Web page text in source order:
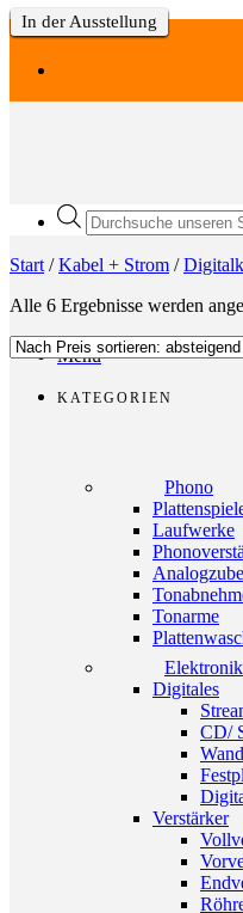
Zum
springen
Menü
KATEGORIEN
Phono
Laufwerke
Tonarme
Elektronik
Digitales
CD/
Verstärker
Products
search
Start / Kabel + Strom /
Alle 6 Ergebnisse werden
In der Ausstellung
In der Ausstellung
In der Ausstellung
In der Ausstellung
In der Ausstellung
In der Ausstellung